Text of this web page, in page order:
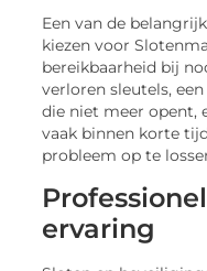
Een van de
kiezen voor
bereikbaarheid bij
verloren sleutels,
die niet meer opent,
vaak binnen korte
probleem op te
ervaring